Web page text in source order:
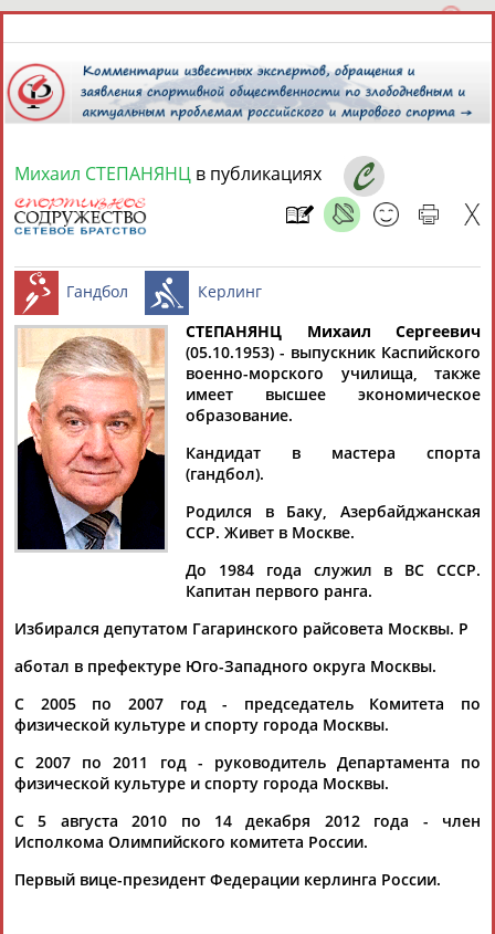
8 августа 2026 года,
СПОРТСМЕНЫ, ТРЕНЕРЫ И СПЕЦИАЛИСТЫ
Найдено: 13181персон Расширенный поиск
Аслаудин
АБАЕВ
Елена
АБАИМОВА
Мария
АБАКУМОВА
Юлия
Тамилла
Рамазан
Ростом
Флюра
БУЛАТОВА
Татьяна
Акжана
Артур
Михаил СТЕПАНЯНЦ в публикациях
Гандбол Керлинг
СТЕПАНЯНЦ Михаил Сергеевич
(05.10.1953) - выпускник Каспийского
военно-морского училища, также
имеет высшее экономическое
образование.
Кандидат в мастера спорта
(гандбол).
Родился в Баку, Азербайджанская
ССР. Живет в Москве.
До 1984 года служил в ВС СССР.
Капитан первого ранга.
Избирался депутатом Гагаринского райсовета Москвы. Р
аботал в префектуре Юго-Западного округа Москвы.
С 2005 по 2007 год - председатель Комитета по
физической культуре и спорту города Москвы.
С 2007 по 2011 год - руководитель Департамента по
физической культуре и спорту города Москвы.
С 5 августа 2010 по 14 декабря 2012 года - член
Исполкома Олимпийского комитета России.
Первый вице-президент Федерации керлинга России.